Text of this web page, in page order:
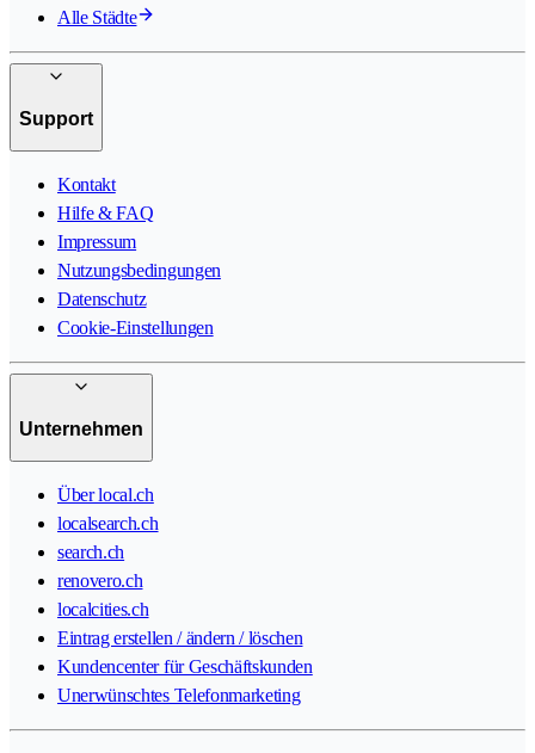
Alle Städte
Support
Kontakt
Hilfe & FAQ
Impressum
Nutzungsbedingungen
Datenschutz
Cookie-Einstellungen
Unternehmen
Über local.ch
localsearch.ch
search.ch
renovero.ch
localcities.ch
Eintrag erstellen / ändern / löschen
Kundencenter für Geschäftskunden
Unerwünschtes Telefonmarketing